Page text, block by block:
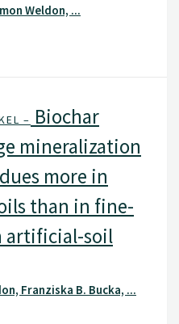
Weldon, ...
– Biochar
mineralization
more in
than in fine-
artificial-soil
Franziska B. Bucka, ...